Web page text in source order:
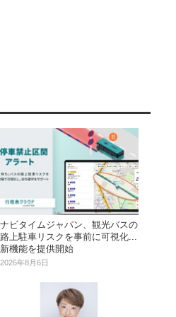
ナビタイムジャパン、観光バスの
路上駐車リスクを事前に可視化...
新機能を提供開始
2026年8月6日